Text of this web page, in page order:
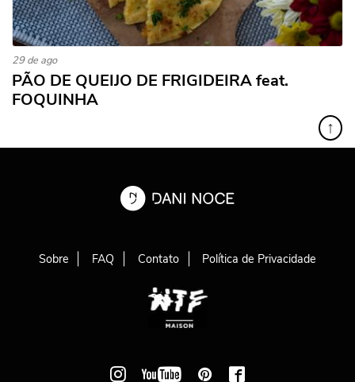
29 de ago
PÃO DE QUEIJO DE FRIGIDEIRA feat.
FOQUINHA
↑
Sobre FAQ Contato Política de Privacidade